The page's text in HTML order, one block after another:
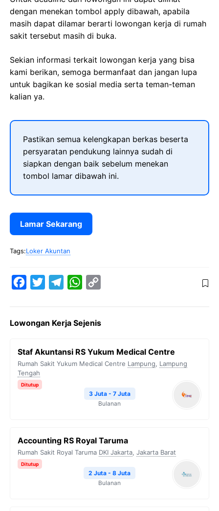
dengan menekan tombol apply dibawah, apabila
masih dapat dilamar berarti lowongan kerja di rumah
sakit tersebut masih di buka.
Sekian informasi terkait lowongan kerja yang bisa
kami berikan, semoga bermanfaat dan jangan lupa
untuk bagikan ke sosial media serta teman-teman
kalian ya.
Pastikan semua kelengkapan berkas beserta
persyaratan pendukung lainnya sudah di
siapkan dengan baik sebelum menekan
tombol lamar dibawah ini.
Lamar Sekarang
Tags:Loker Akuntan
e
o
o
k
t
e
e
r
W
t
A
y
i
Lowongan Kerja Sejenis
Staf Akuntansi RS Yukum Medical Centre
Rumah Sakit Yukum Medical Centre Lampung, Lampung
Tengah
Ditutup
3 Juta - 7 Juta
Bulanan
Accounting RS Royal Taruma
Rumah Sakit Royal Taruma DKI Jakarta, Jakarta Barat
Ditutup
2 Juta - 8 Juta
Bulanan